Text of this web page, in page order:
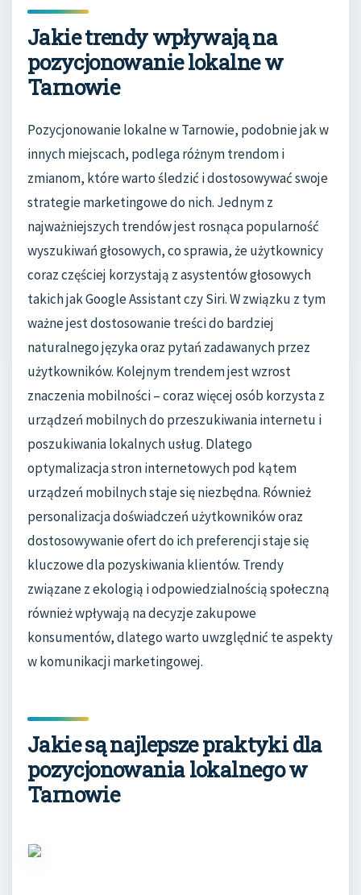
Jakie trendy wpływają na
pozycjonowanie lokalne w
Tarnowie
Pozycjonowanie lokalne w Tarnowie, podobnie jak w
innych miejscach, podlega różnym trendom i
zmianom, które warto śledzić i dostosowywać swoje
strategie marketingowe do nich. Jednym z
najważniejszych trendów jest rosnąca popularność
wyszukiwań głosowych, co sprawia, że użytkownicy
coraz częściej korzystają z asystentów głosowych
takich jak Google Assistant czy Siri. W związku z tym
ważne jest dostosowanie treści do bardziej
naturalnego języka oraz pytań zadawanych przez
użytkowników. Kolejnym trendem jest wzrost
znaczenia mobilności – coraz więcej osób korzysta z
urządzeń mobilnych do przeszukiwania internetu i
poszukiwania lokalnych usług. Dlatego
optymalizacja stron internetowych pod kątem
urządzeń mobilnych staje się niezbędna. Również
personalizacja doświadczeń użytkowników oraz
dostosowywanie ofert do ich preferencji staje się
kluczowe dla pozyskiwania klientów. Trendy
związane z ekologią i odpowiedzialnością społeczną
również wpływają na decyzje zakupowe
konsumentów, dlatego warto uwzględnić te aspekty
w komunikacji marketingowej.
Jakie są najlepsze praktyki dla
pozycjonowania lokalnego w
Tarnowie